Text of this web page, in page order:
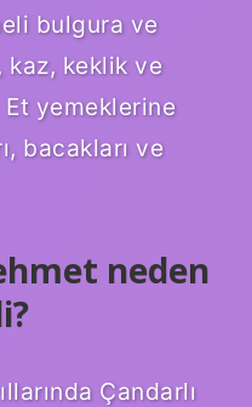
bulgura ve
kaz, keklik ve
yemeklerine
bacakları ve
neden
Çandarlı